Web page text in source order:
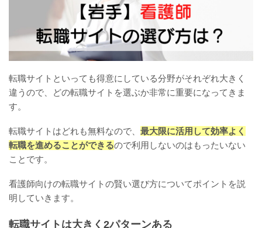
転職サイトといっても得意にしている分野がそれぞれ大きく
違うので、どの転職サイトを選ぶか非常に重要になってきま
す。
転職サイトはどれも無料なので、 最大限に活用して効率よく
転職を進めることができるので利用しないのはもったいない
ことです。
看護師向けの転職サイトの賢い選び方についてポイントを説
明していきます。
転職サイトは大きく2パターンある